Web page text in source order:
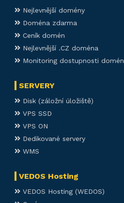
Nejlevnější domény
Doména zdarma
Ceník domén
Nejlevnější .CZ doména
Monitoring dostupnosti domén
SERVERY
Disk (záložní úložiště)
VPS SSD
VPS ON
Dedikované servery
WMS
VEDOS Hosting
VEDOS Hosting (WEDOS)